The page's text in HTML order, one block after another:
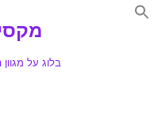
Search
בלוג על